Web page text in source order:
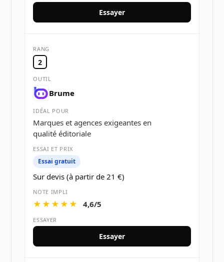
Essayer
2
Brume
Marques et agences exigeantes en
qualité éditoriale
Essai gratuit
Sur devis (à partir de 21 €)
★★★★★ 4,6/5
Essayer